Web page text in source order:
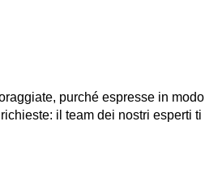
purché espresse in modo
il team dei nostri esperti ti